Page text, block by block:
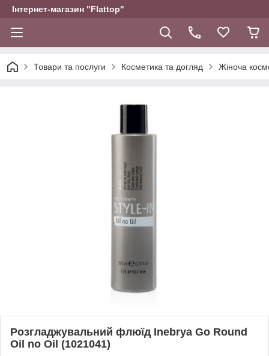
Інтернет-магазин "Flattop"
Товари та послуги Косметика та догляд Жіноча
Розгладжувальний флюїд Inebrya Go Round
Oil no Oil (1021041)